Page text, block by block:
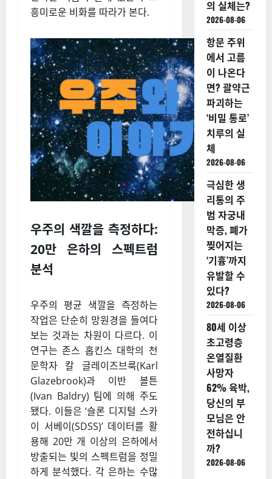
흥미로운 비화를 따라가 본다.
우주의 색깔을 측정하다:
20만 은하의 스펙트럼
분석
우주의 평균 색깔을 측정하는
작업은 단순히 망원경을 들여다
보는 것과는 차원이 다르다. 이
연구는 존스 홉킨스 대학의 천
문학자 칼 글레이즈브룩(Karl
Glazebrook)과 이반 볼튼
(Ivan Baldry) 팀에 의해 주도
됐다. 이들은 ‘슬론 디지털 스카
이 서베이(SDSS)’ 데이터를 활
용해 20만 개 이상의 은하에서
방출되는 빛의 스펙트럼을 정밀
하게 분석했다. 각 은하는 수많
의 실체는?
2026-08-06
항문 주위
에서 고름
이 나온다
면? 괄약근
파괴하는
‘비밀 통로’
치루의 실
체
2026-08-06
극심한 생
리통의 주
범 자궁내
막증, 폐가
찢어지는
‘기흉’까지
유발할 수
있다?
2026-08-06
80세 이상
초고령층
온열질환
사망자
62% 육박,
당신의 부
모님은 안
전하십니
까?
2026-08-06